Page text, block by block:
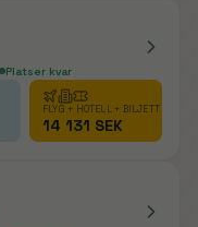
Platser kvar
FLYG + HOTELL + BILJETT
14 131 SEK